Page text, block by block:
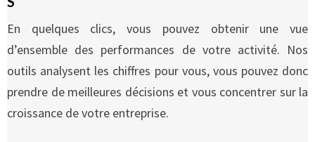
En quelques clics, vous pouvez obtenir une vue
d’ensemble des performances de votre activité. Nos
outils analysent les chiffres pour vous, vous pouvez donc
prendre de meilleures décisions et vous concentrer sur la
croissance de votre entreprise.